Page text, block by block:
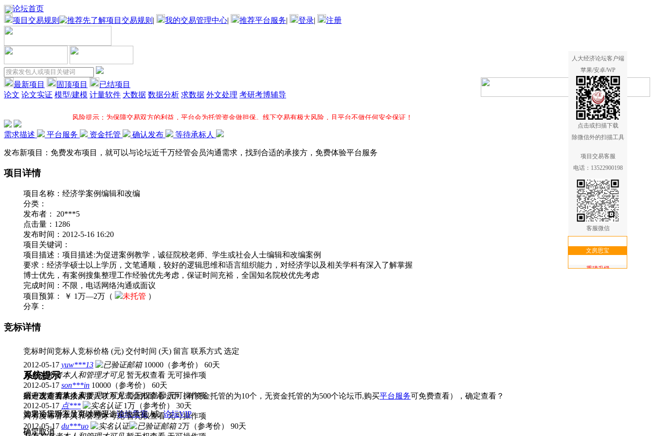
论坛首页
项目交易规则
| 我的交易管理中心| 推荐平台服务| 登录| 注册
最新项目 固顶项目
已结项目
论文 论文实证 模型/建模 计量软件 大数据 数据分析 求数据 外文处理 考研考博辅导
风险提示：为保障交易双方的利益，平台会为托管资金做担保。线下交易有极大风险，且平台不做任何安全保证！
缴纳保证金可提高中标机会，但如果是承接人原因导致项目不能如约完成的，保证金将赔付给发包人。
人大经济论坛客户端
苹果/安卓/WP
点击或扫描下载
除微信外的扫描工具
项目交易客服
电话：13522900198
客服微信
文房思宝
重磅升级
需求描述 平台服务 资金托管 确认发布 等待承标人
发布新项目：免费发布项目，就可以与论坛近千万经管会员沟通需求，找到合适的承接方，免费体验平台服务
项目详情
项目名称： 经济学案例编辑和改编
分类：
发布者：
20***5
点击量： 1286
发布时间： 2012-5-16 16:20
项目关键词：
项目描述： 项目描述:为促进案例教学，诚征院校老师、学生或社会人士编辑和改编案例
要求：经济学硕士以上学历，文笔通顺，较好的逻辑思维和语言组织能力，对经济学以及相关学科有深入了解掌握
博士优先，有案例搜集整理工作经验优先考虑，保证时间充裕，全国知名院校优先考虑
完成时间：不限，电话网络沟通或面议
项目预算：
￥ 1万—2万（ 未托管 ）
分享：
竞标详情
竞标时间竞标人 竞标价格 (元) 交付时间 (天) 留言 联系方式 选定
系统提示
第一次查看某个承接人联系方式会扣除论坛币（有资金托管的为10个，无资金托管的为500个论坛币,购买平台服务可免费查看），确定查看？
如果论坛币不足可以购买：论坛贵宾或论坛VIP
确定取消
系统提示
确定选定为承接人？
选定后需对方放弃才可改选其他承接人。
确定取消
2012-05-17 yuw***13 10000（参考价）
60天
只有发布者本人和管理才可见 暂无权查看 无可操作项
2012-05-17 son***in 10000（参考价）
60天
只有发布者本人和管理才可见 暂无权查看 无可操作项
2012-05-17 点*** 1万（参考价）
30天
只有发布者本人和管理才可见 暂无权查看 无可操作项
2012-05-17 du***uo 2万（参考价）
90天